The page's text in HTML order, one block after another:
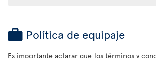
Política de equipaje
Es importante aclarar que los términos y